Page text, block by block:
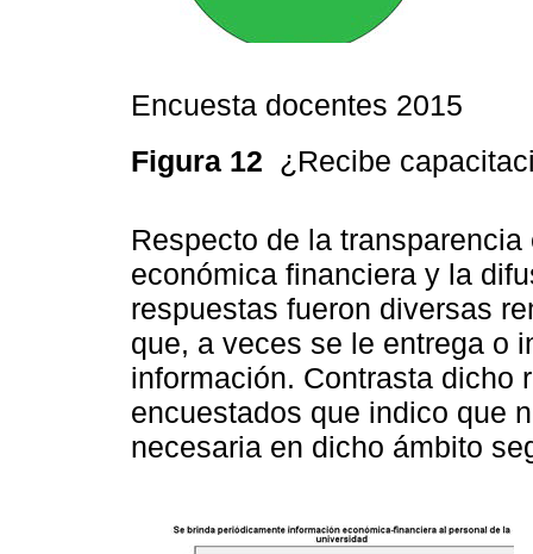
Encuesta docentes 2015
Figura 12 ¿Recibe
Respecto de la
económica financiera y la
respuestas fueron diversas
que, a veces se le entrega o
información. Contrasta dicho
encuestados que indico que
necesaria en dicho ámbito